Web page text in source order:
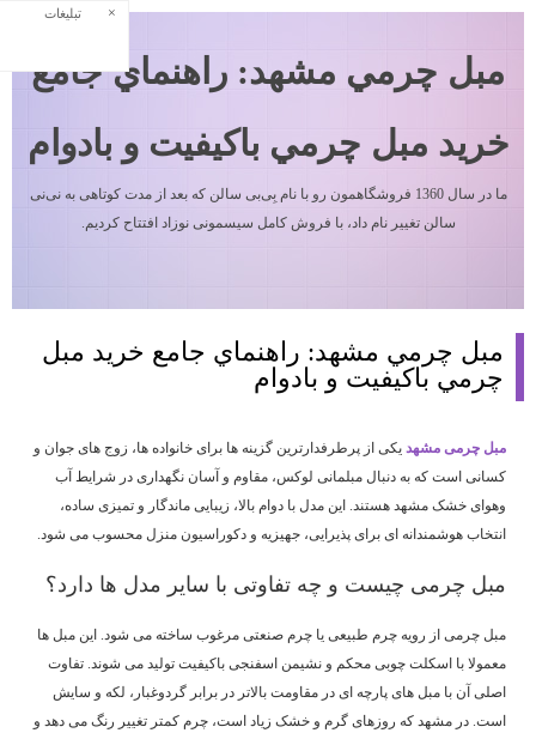
مبل چرمي مشهد: راهنماي جامع
خريد مبل چرمي باكيفيت و بادوام
ما در سال 1360 فروشگاهمون رو با نام بِی‌بی سالن که بعد از مدت کوتاهی به نی‌نی
سالن تغییر نام داد، با فروش کامل سیسمونی نوزاد افتتاح کردیم.
مبل چرمي مشهد: راهنماي جامع خريد مبل
چرمي باكيفيت و بادوام
مبل چرمی مشهدیکی از پرطرفدارترین گزینه ها برای خانواده ها، زوج های جوان و
کسانی است که به دنبال مبلمانی لوکس، مقاوم و آسان نگهداری در شرایط آب
وهوای خشک مشهد هستند. این مدل با دوام بالا، زیبایی ماندگار و تمیزی ساده،
انتخاب هوشمندانه ای برای پذیرایی، جهیزیه و دکوراسیون منزل محسوب می شود.
مبل چرمی چیست و چه تفاوتی با سایر مدل ها دارد؟
مبل چرمی از رویه چرم طبیعی یا چرم صنعتی مرغوب ساخته می شود. این مبل ها
معمولا با اسکلت چوبی محکم و نشیمن اسفنجی باکیفیت تولید می شوند. تفاوت
اصلی آن با مبل های پارچه ای در مقاومت بالاتر در برابر گردوغبار، لکه و سایش
است. در مشهد که روزهای گرم و خشک زیاد است، چرم کمتر تغییر رنگ می دهد و
تبلیغات